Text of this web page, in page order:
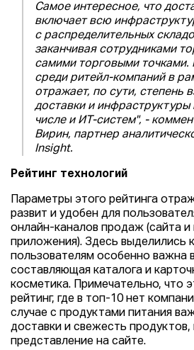
Самое интересное, что
включает всю
с распределительных
заканчивая сотрудниками
самими торговыми точками.
среди ритейл-компаний в
отражает, по сути, степень
доставки и инфраструктуры
числе и ИТ-систем", -
Вирин, партнер
Insight.
Рейтинг технологий
Параметры этого рейтинга
развит и удобен для
онлайн-каналов продаж (сайта и
приложения). Здесь выделились
пользователям особенно важна
составляющая каталога и
косметика. Примечательно, что
рейтинг, где в топ-10 нет
случае с продуктами питания
доставки и свежесть
представление на сайте.